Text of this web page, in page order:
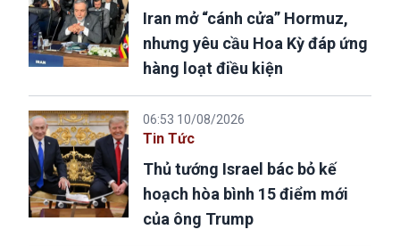
Iran mở “cánh cửa” Hormuz,
nhưng yêu cầu Hoa Kỳ đáp ứng
hàng loạt điều kiện
06:53 10/08/2026
Tin Tức
Thủ tướng Israel bác bỏ kế
hoạch hòa bình 15 điểm mới
của ông Trump